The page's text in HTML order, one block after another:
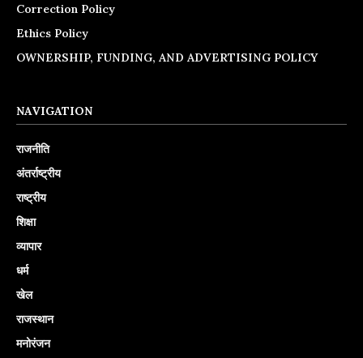
Correction Policy
Ethics Policy
OWNERSHIP, FUNDING, AND ADVERTISING POLICY
NAVIGATION
राजनीति
अंतर्राष्ट्रीय
राष्ट्रीय
शिक्षा
व्यापार
धर्म
खेल
राजस्थान
मनोरंजन